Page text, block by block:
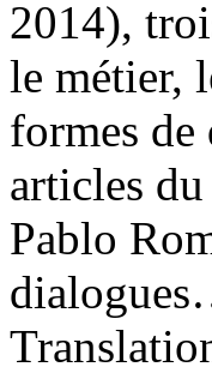
2014),
le métier,
formes
articles
Pablo